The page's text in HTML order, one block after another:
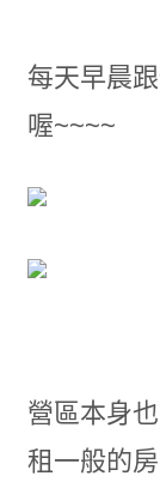
每天早晨
喔~~~~
營區本身
租一般的